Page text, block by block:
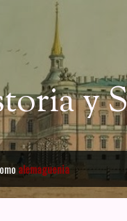
y
alemaguenia